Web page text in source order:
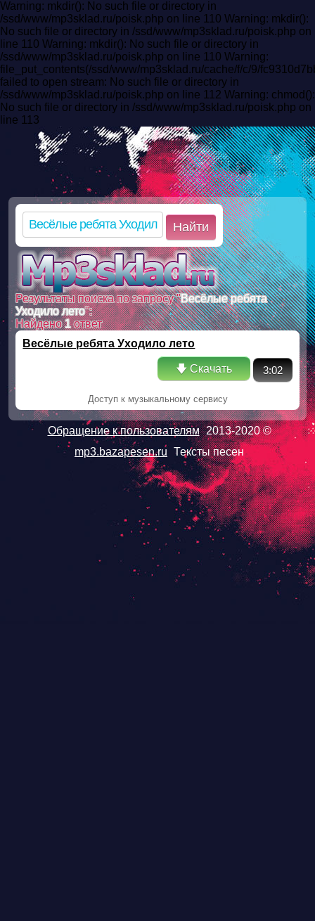
Warning: mkdir(): No such file or directory in
/ssd/www/mp3sklad.ru/poisk.php on line 110 Warning: mkdir():
No such file or directory in /ssd/www/mp3sklad.ru/poisk.php on
line 110 Warning: mkdir(): No such file or directory in
/ssd/www/mp3sklad.ru/poisk.php on line 110 Warning:
file_put_contents(/ssd/www/mp3sklad.ru/cache/f/c/9/
failed to open stream: No such file or directory in
/ssd/www/mp3sklad.ru/poisk.php on line 112 Warning: chmod():
No such file or directory in /ssd/www/mp3sklad.ru/poisk.php on
line 113
Найти
Результаты поиска по запросу "Весёлые ребята
Уходило лето":
Найдено1ответ
Весёлые ребята Уходило лето
🡇 Скачать 3:02
Доступ к музыкальному сервису
Обращение к пользователям 2013-2020 ©
mp3.bazapesen.ru Тексты песен